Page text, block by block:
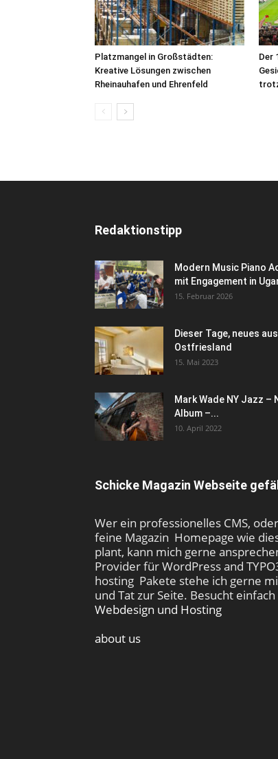
Platzmangel in Großstädten:
Kreative Lösungen zwischen
Rheinauhafen und Ehrenfeld
Der
Redaktionstipp
Modern Music Piano
mit Engagement in
15. Februar 2026
Dieser Tage, neues aus
Ostfriesland
15. Mai 2023
Mark Wade NY Jazz –
Album –...
10. April 2022
Schicke Magazin Webseite
Wer ein professionelles CMS,
feine Magazin Homepage wie
plant, kann mich gerne
Provider für WordPress and
hosting Pakete stehe ich gerne
und Tat zur Seite. Besucht einfach
Webdesign und Hosting
about us